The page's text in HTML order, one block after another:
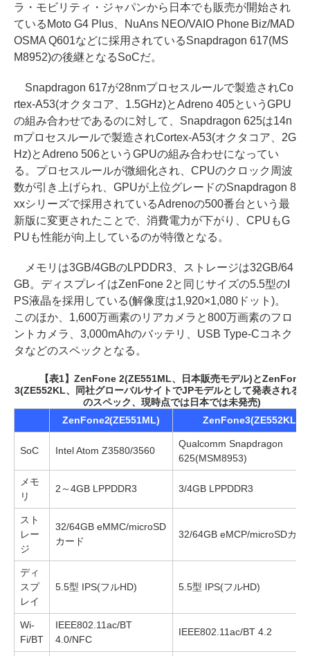
ラ・モビリティ・ジャパンから日本でも販売が開始され
ているMoto G4 Plus、NuAns NEO/VAIO Phone Biz/MAD
OSMA Q601などに採用されているSnapdragon 617(MS
M8952)の後継となるSoCだ。
Snapdragon 617が28nmプロセスルールで製造されCo
rtex-A53(オクタコア、1.5GHz)とAdreno 405というGPU
の組み合わせであるのに対して、Snapdragon 625は14n
mプロセスルールで製造されCortex-A53(オクタコア、2G
Hz)とAdreno 506というGPUの組み合わせになってい
る。プロセスルールが微細化され、CPUのクロック周波
数が引き上げられ、GPUが上位グレードのSnapdragon 8
xxシリーズで採用されているAdrenoの500番台という最
新版に変更されたことで、消費電力が下がり、CPUもG
PUも性能が向上しているのが特徴となる。
メモリは3GB/4GBのLPDDR3、ストレージは32GB/64
GB。ディスプレイはZenFone 2と同じサイズの5.5型のI
PS液晶を採用している(解像度は1,920×1,080ドット)。
このほか、1,600万画素のリアカメラと800万画素のフロ
ントカメラ、3,000mAhのバッテリ、USB Type-Cコネク
タなどのスペックとなる。
【表1】ZenFone 2(ZE551ML、日本販売モデル)とZenFone
3(ZE552KL、同社グローバルサイトでJPモデルとして発表される
のスペック、現時点では日本では未発売)
ZenFone2(ZE551ML)
ZenFone3(ZE552KL)
SoC Intel Atom Z3580/3560
Qualcomm Snapdragon
625(MSM8953)
メモ
リ
2～4GB LPPDDR3 3/4GB LPPDDR3
スト
レー
ジ
32/64GB eMMC/microSD
カード
32/64GB eMCP/microSDカー
ディ
スプ
レイ
5.5型 IPS(フルHD) 5.5型 IPS(フルHD)
Wi-
Fi/BT
IEEE802.11ac/BT
4.0/NFC
IEEE802.11ac/BT 4.2